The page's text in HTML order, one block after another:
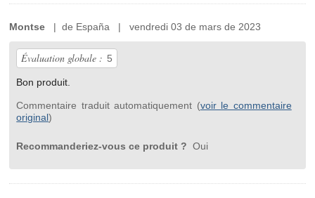
Montse | de España | vendredi 03 de mars de 2023
Évaluation globale : 5
Bon produit.
Commentaire traduit automatiquement (voir le commentaire
original)
Recommanderiez-vous ce produit ? Oui